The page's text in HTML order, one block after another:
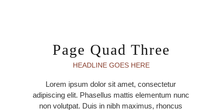
Page Quad Three
HEADLINE GOES HERE
Lorem ipsum dolor sit amet, consectetur
adipiscing elit. Phasellus mattis elementum nunc
non volutpat. Duis in nibh maximus, rhoncus